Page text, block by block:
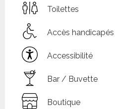
Toilettes
Accès handicapés
Accessibilité
Bar / Buvette
Boutique